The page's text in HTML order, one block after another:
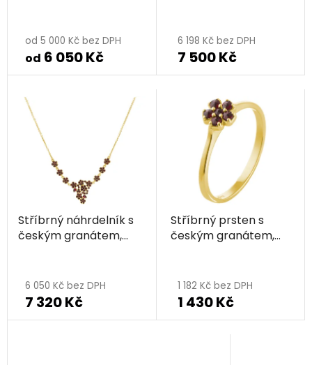
od 5 000 Kč bez DPH
od 6 050 Kč
6 198 Kč bez DPH
7 500 Kč
Stříbrný náhrdelník s
českým granátem,
6 050 Kč bez DPH
7 320 Kč
Stříbrný prsten s
českým granátem,
1 182 Kč bez DPH
1 430 Kč